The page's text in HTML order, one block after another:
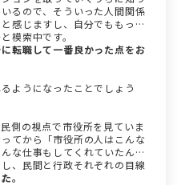
るので、そういった人間関係
感じますし、自分でももっと
模索中です。
転職して一番良かった点をお
ようになったことでしょう
側の視点で市役所を見ていま
てから「市役所の人はこんな
な仕事もしてくれていたん
、民間と行政それぞれの目線
。